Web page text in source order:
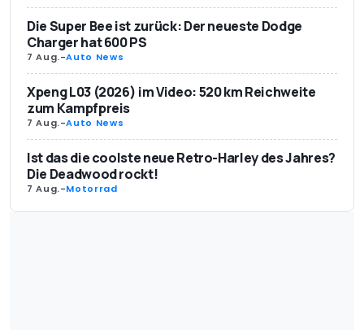
Die Super Bee ist zurück: Der neueste Dodge
Charger hat 600 PS
7 Aug.-Auto News
Xpeng L03 (2026) im Video: 520 km Reichweite
zum Kampfpreis
7 Aug.-Auto News
Ist das die coolste neue Retro-Harley des Jahres?
Die Deadwood rockt!
7 Aug.-Motorrad